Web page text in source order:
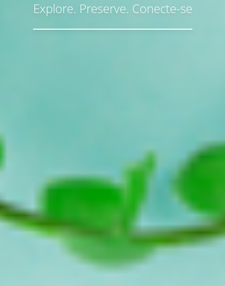
Explore. Preserve. Conecte-se